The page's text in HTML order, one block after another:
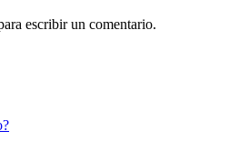
escribir un comentario.